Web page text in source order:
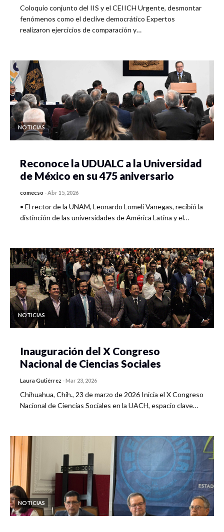
Coloquio conjunto del IIS y el CEIICH Urgente, desmontar
fenómenos como el declive democrático Expertos
realizaron ejercicios de comparación y…
NOTICIAS
Reconoce la UDUALC a la Universidad
de México en su 475 aniversario
comecso -Abr 15, 2026
• El rector de la UNAM, Leonardo Lomelí Vanegas, recibió la
distinción de las universidades de América Latina y el…
NOTICIAS
Inauguración del X Congreso
Nacional de Ciencias Sociales
Laura Gutiérrez -Mar 23, 2026
Chihuahua, Chih., 23 de marzo de 2026 Inicia el X Congreso
Nacional de Ciencias Sociales en la UACH, espacio clave…
NOTICIAS